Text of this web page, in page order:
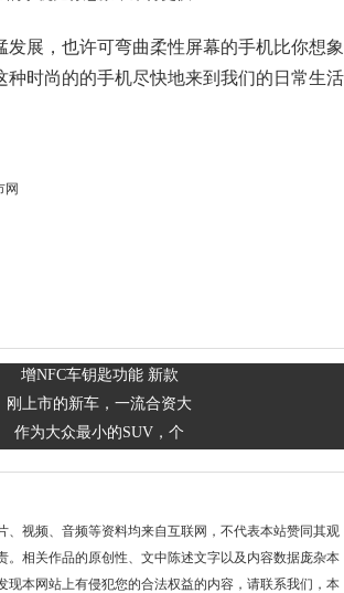
发展，也许可弯曲柔性屏幕的手机比你想象
种时尚的的手机尽快地来到我们的日常生活
网
增NFC车钥匙功能 新款
刚上市的新车，一流合资大
作为大众最小的SUV，个
、视频、音频等资料均来自互联网，不代表本站赞同其观
。相关作品的原创性、文中陈述文字以及内容数据庞杂本
现本网站上有侵犯您的合法权益的内容，请联系我们，本